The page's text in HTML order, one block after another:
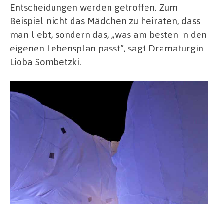
Entscheidungen werden getroffen. Zum
Beispiel nicht das Mädchen zu heiraten, dass
man liebt, sondern das, „was am besten in den
eigenen Lebensplan passt“, sagt Dramaturgin
Lioba Sombetzki.